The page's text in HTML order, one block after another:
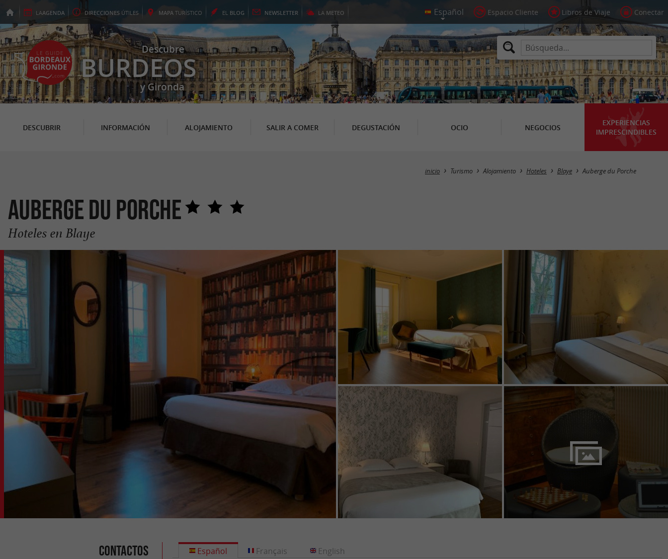
LAAGENDA DIRECCIONES ÚTILES MAPA TURÍSTICO EL BLOG NEWSLETTER LA METEO Espacio Cliente Libros de Viaje Conectar
Descubre
BURDEOS
y Gironda
DESCUBRIR INFORMACIÓN ALOJAMIENTO SALIR A COMER DEGUSTACIÓN OCIO NEGOCIOS
EXPERIENCIAS
IMPRESCINDIBLES
inicio Turismo Alojamiento Hoteles Blaye Auberge du Porche
Auberge du Porche
Hoteles en Blaye
Contactos Español Français English